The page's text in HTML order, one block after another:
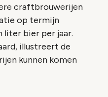
craftbrouwerijen
op termijn
bier per jaar.
illustreert de
kunnen komen